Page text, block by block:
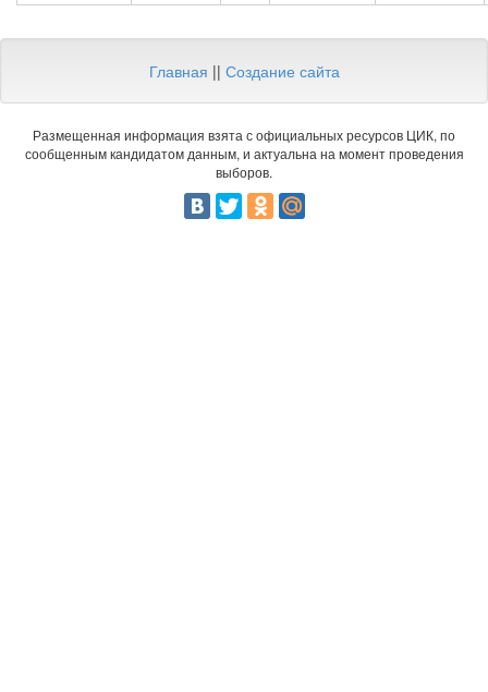
Главная || Создание сайта
Размещенная информация взята с официальных ресурсов ЦИК, по
сообщенным кандидатом данным, и актуальна на момент проведения
выборов.